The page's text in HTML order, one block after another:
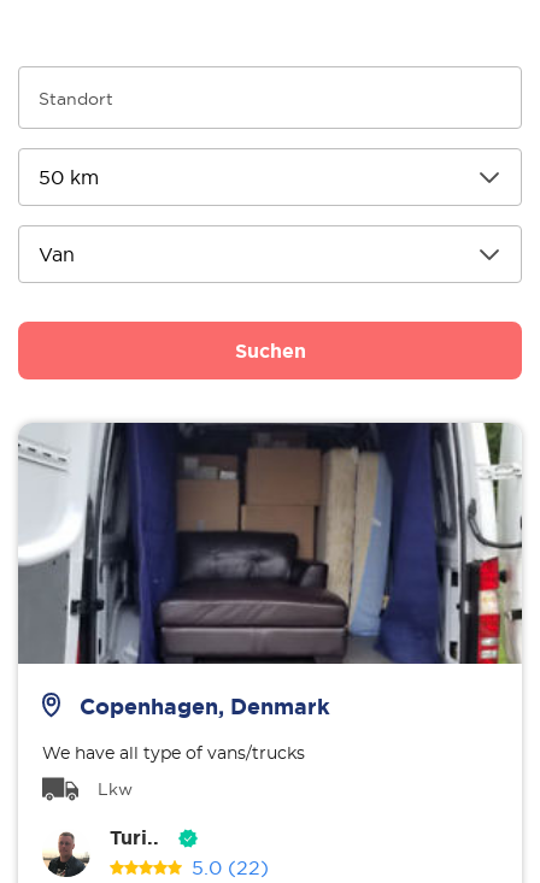
Suchen
Copenhagen, Denmark
We have all type of vans/trucks
Lkw
Turi..
5.0 (22)